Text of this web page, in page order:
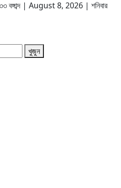
বঙ্গাব্দ | August 8, 2026 | শনিবার
খুজুন